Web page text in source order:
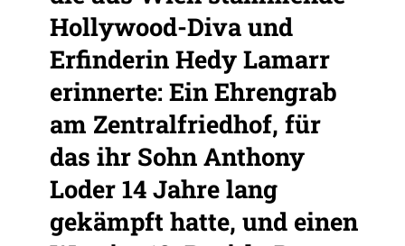
Hollywood-Diva und
Erfinderin Hedy Lamarr
erinnerte: Ein Ehrengrab
am Zentralfriedhof, für
das ihr Sohn Anthony
Loder 14 Jahre lang
gekämpft hatte, und einen